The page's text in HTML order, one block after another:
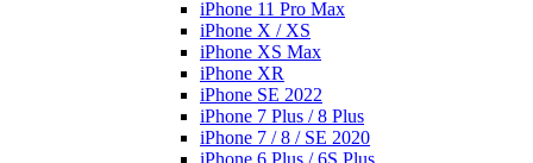
iPhone 11 Pro Max
iPhone X / XS
iPhone XS Max
iPhone XR
iPhone SE 2022
iPhone 7 Plus / 8 Plus
iPhone 7 / 8 / SE 2020
iPhone 6 Plus / 6S Plus